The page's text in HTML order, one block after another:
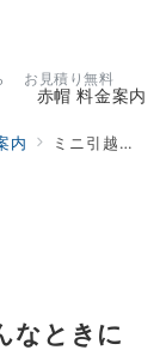
お見積り無料
赤帽 料金案内
内 ミニ引越し料金
なときに